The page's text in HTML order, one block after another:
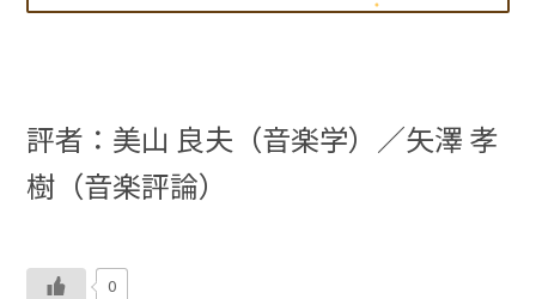
評者：美山 良夫（音楽学）／矢澤 孝
樹（音楽評論）
0